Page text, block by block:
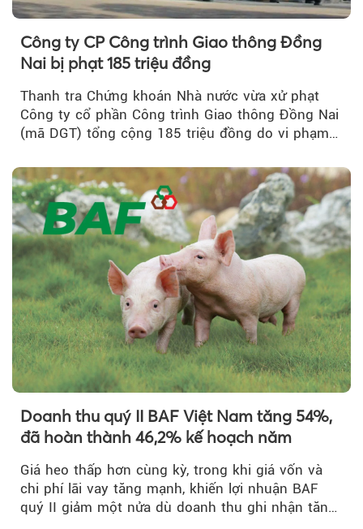
Công ty CP Công trình Giao thông Đồng
Nai bị phạt 185 triệu đồng
Thanh tra Chứng khoán Nhà nước vừa xử phạt
Công ty cổ phần Công trình Giao thông Đồng Nai
(mã DGT) tổng cộng 185 triệu đồng do vi phạm
Doanh thu quý II BAF Việt Nam tăng 54%,
đã hoàn thành 46,2% kế hoạch năm
Giá heo thấp hơn cùng kỳ, trong khi giá vốn và
chi phí lãi vay tăng mạnh, khiến lợi nhuận BAF
quý II giảm một nửa dù doanh thu ghi nhận tăng